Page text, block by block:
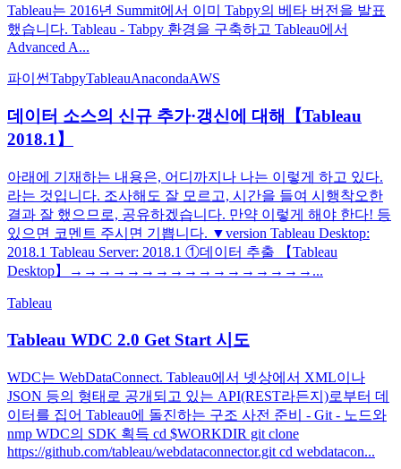
Tableau는 2016년 Summit에서 이미 Tabpy의 베타 버전을 발표
했습니다. Tableau - Tabpy 환경을 구축하고 Tableau에서
Advanced A...
파이썬TabpyTableauAnacondaAWS
데이터 소스의 신규 추가·갱신에 대해【Tableau
2018.1】
아래에 기재하는 내용은, 어디까지나 나는 이렇게 하고 있다.
라는 것입니다. 조사해도 잘 모르고, 시간을 들여 시행착오한
결과 잘 했으므로, 공유하겠습니다. 만약 이렇게 해야 한다! 등
있으면 코멘트 주시면 기쁩니다. ▼version Tableau Desktop:
2018.1 Tableau Server: 2018.1 ①데이터 추출 【Tableau
Desktop】→→→→→→→→→→→→→→→→→...
Tableau
Tableau WDC 2.0 Get Start 시도
WDC는 WebDataConnect. Tableau에서 넷상에서 XML이나
JSON 등의 형태로 공개되고 있는 API(REST라든지)로부터 데
이터를 집어 Tableau에 돌진하는 구조 사전 준비 - Git - 노드와
nmp WDC의 SDK 획득 cd $WORKDIR git clone
https://github.com/tableau/webdataconnector.git cd webdatacon...